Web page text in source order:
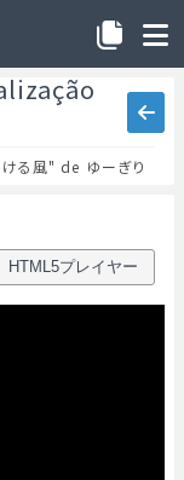
る風" de ゆーぎり
HTML5プレイヤー